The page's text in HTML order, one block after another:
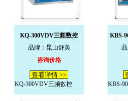
KQ-300VDV三频数控
品牌：昆山舒美
咨询价格
查看详情 >>
KQ-300VDV三频数控
KBS-
KBS-